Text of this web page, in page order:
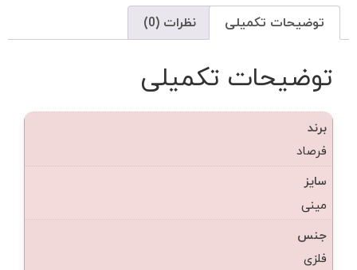
توضیحات تکمیلی نظرات (0)
توضیحات تکمیلی
برند
فرصاد
سایز
مینی
جنس
فلزی